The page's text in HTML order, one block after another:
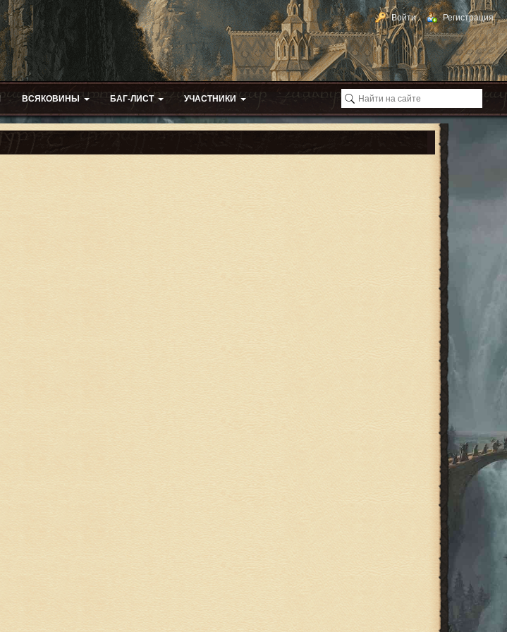
Войти Регистрация
ВСЯКОВИНЫ БАГ-ЛИСТ УЧАСТНИКИ